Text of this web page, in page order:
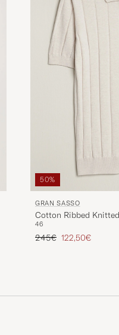
50%
GRAN SASSO
Cotton Ribbed
46
Prix ordinaire
245€ Prix réduit
122,50€